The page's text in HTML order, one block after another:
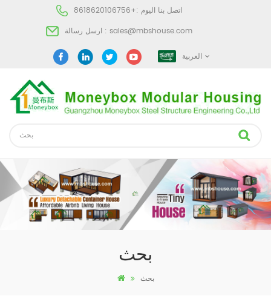
اتصل بنا اليوم :+8618620106756
ارسل رسالة : sales@mbshouse.com
العربية
بحث
بحث